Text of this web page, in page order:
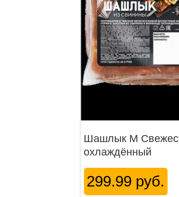
Шашлык М
охлаждённый
299.99 руб.